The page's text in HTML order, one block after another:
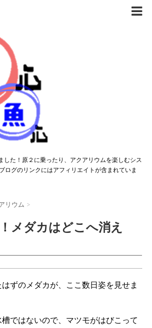
した！原２に乗ったり、アクアリウムを楽しむシス
ログのリンクにはアフィリエイトが含まれていま
リウム >
メダカはどこへ消え
ずのメダカが、ここ数日姿を見せま
ではないので、マツモがはびこって